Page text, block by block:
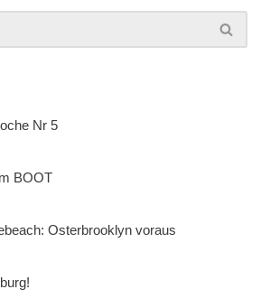
Nr 5
BOOT
Osterbrooklyn voraus